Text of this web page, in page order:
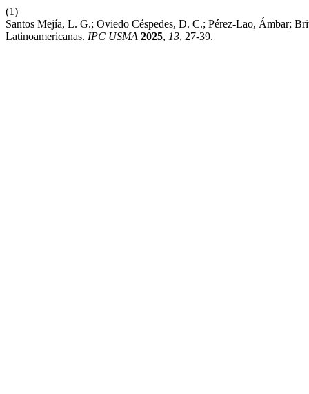
(1)
Santos Mejía, L. G.; Oviedo Céspedes, D. C.; Pérez-Lao, Ámbar;
Latinoamericanas. IPC USMA 2025, 13, 27-39.